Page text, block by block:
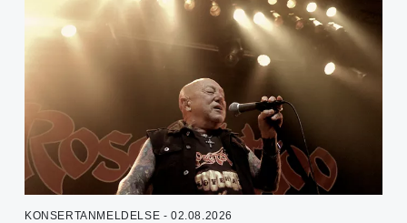
KONSERTANMELDELSE - 02.08.2026